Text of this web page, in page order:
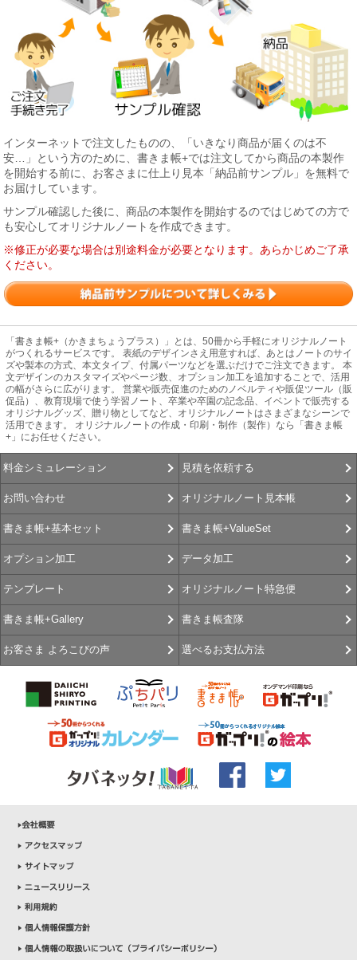
インターネットで注文したものの、「いきなり商品が届くのは不
安…」という方のために、書きま帳+では注文してから商品の本製作
を開始する前に、お客さまに仕上り見本「納品前サンプル」を無料で
お届けしています。
サンプル確認した後に、商品の本製作を開始するのではじめての方で
も安心してオリジナルノートを作成できます。
※修正が必要な場合は別途料金が必要となります。あらかじめご了承
ください。
「書きま帳+（かきまちょうプラス）」とは、50冊から手軽にオリジナルノート
がつくれるサービスです。 表紙のデザインさえ用意すれば、あとはノートのサイ
ズや製本の方式、本文タイプ、付属パーツなどを選ぶだけでご注文できます。 本
文デザインのカスタマイズやページ数、オプション加工を追加することで、活用
の幅がさらに広がります。 営業や販売促進のためのノベルティや販促ツール（販
促品）、教育現場で使う学習ノート、卒業や卒園の記念品、イベントで販売する
オリジナルグッズ、贈り物としてなど、オリジナルノートはさまざまなシーンで
活用できます。 オリジナルノートの作成・印刷・制作（製作）なら「書きま帳
+」にお任せください。
料金シミュレーション 見積を依頼する
お問い合わせ オリジナルノート見本帳
書きま帳+基本セット 書きま帳+ValueSet
オプション加工 データ加工
テンプレート オリジナルノート特急便
書きま帳+Gallery 書きま帳査隊
お客さま よろこびの声 選べるお支払方法